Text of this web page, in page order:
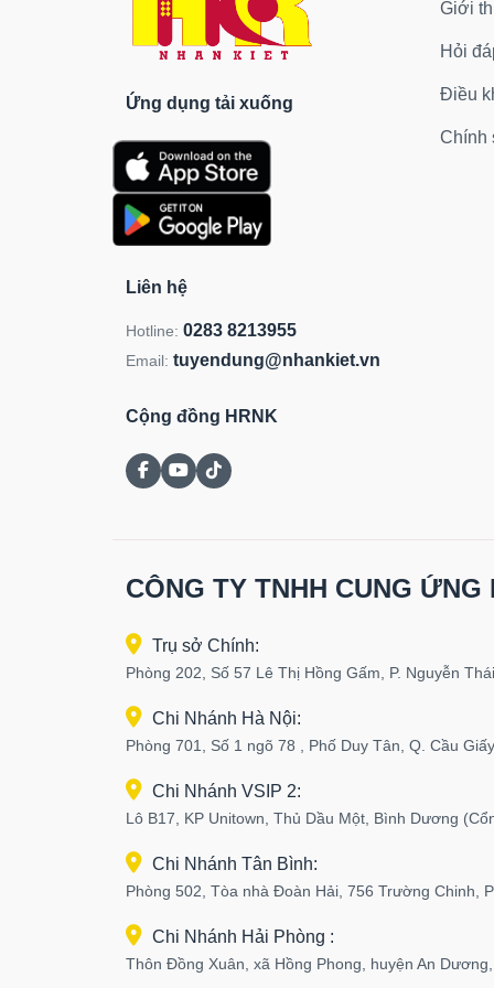
Ứng dụng tải xuống
Liên hệ
Hotline: 0283 8213955
Email: tuyendung@nhankiet.vn
Cộng đồng HRNK
Giới
Hỏi
Điều
Chính
CÔNG TY TNHH CUNG
Trụ sở Chính:
Phòng 202, Số 57 Lê Thị Hồng Gấm, P. Nguyễn
Chi Nhánh Hà Nội:
Phòng 701, Số 1 ngõ 78 , Phố Duy Tân, Q. Cầu
Chi Nhánh VSIP 2:
Lô B17, KP Unitown, Thủ Dầu Một, Bình Dương
Chi Nhánh Tân Bình:
Phòng 502, Tòa nhà Đoàn Hải, 756 Trường Chinh,
Chi Nhánh Hải Phòng :
Thôn Đồng Xuân, xã Hồng Phong, huyện An